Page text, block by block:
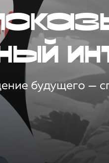
будущего —